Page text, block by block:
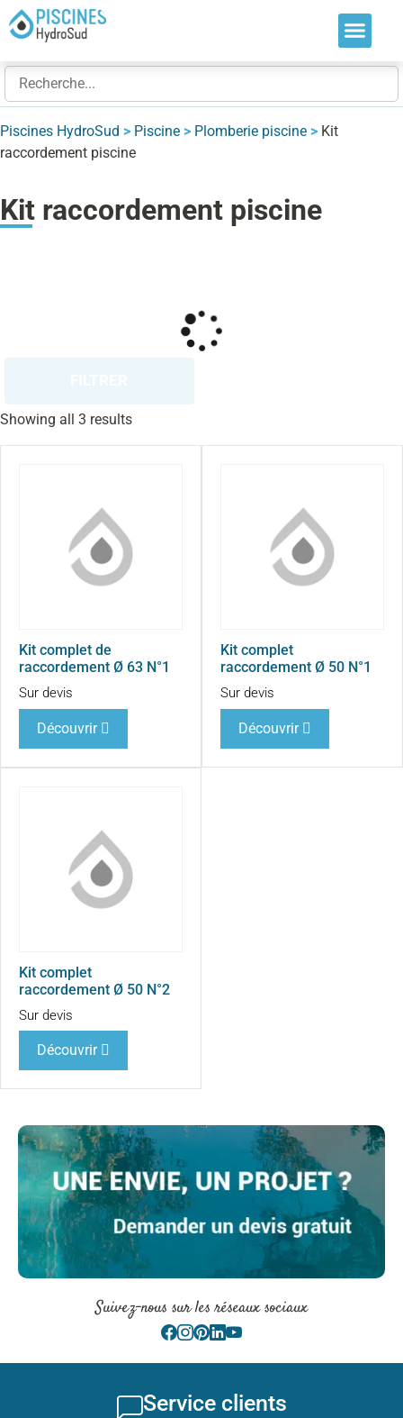
Piscines HydroSud > Piscine > Plomberie piscine > Kit
raccordement piscine
Kit raccordement piscine
Showing all 3 results
Kit complet de
raccordement Ø 63 N°1
Sur devis
Découvrir
Kit complet
raccordement Ø 50 N°1
Sur devis
Découvrir
Kit complet
raccordement Ø 50 N°2
Sur devis
Découvrir
Suivez-nous sur les réseaux sociaux
Service clients